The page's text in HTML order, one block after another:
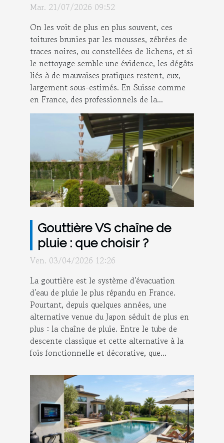
vraiment votre maison ?
Mar. 21/07/2026 09:52
On les voit de plus en plus souvent, ces
toitures brunies par les mousses, zébrées de
traces noires, ou constellées de lichens, et si
le nettoyage semble une évidence, les dégâts
liés à de mauvaises pratiques restent, eux,
largement sous-estimés. En Suisse comme
en France, des professionnels de la...
Gouttière VS chaîne de
pluie : que choisir ?
Ven. 03/04/2026 12:26
La gouttière est le système d'évacuation
d'eau de pluie le plus répandu en France.
Pourtant, depuis quelques années, une
alternative venue du Japon séduit de plus en
plus : la chaîne de pluie. Entre le tube de
descente classique et cette alternative à la
fois fonctionnelle et décorative, que...